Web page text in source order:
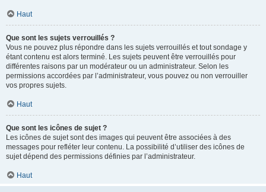
Haut
Que sont les sujets verrouillés ?
Vous ne pouvez plus répondre dans les sujets verrouillés et tout sondage y
étant contenu est alors terminé. Les sujets peuvent être verrouillés pour
différentes raisons par un modérateur ou un administrateur. Selon les
permissions accordées par l’administrateur, vous pouvez ou non verrouiller
vos propres sujets.
Haut
Que sont les icônes de sujet ?
Les icônes de sujet sont des images qui peuvent être associées à des
messages pour refléter leur contenu. La possibilité d’utiliser des icônes de
sujet dépend des permissions définies par l’administrateur.
Haut